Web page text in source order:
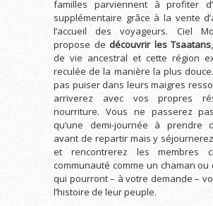
familles parviennent à profiter
supplémentaire grâce à la vente
l’accueil des voyageurs. Ciel
propose de découvrir les Tsaatans
de vie ancestral et cette région
reculée de la manière la plus
pas puiser dans leurs maigres
arriverez avec vos propres
nourriture. Vous ne passerez
qu’une demi-journée à prendre
avant de repartir mais y
et rencontrerez les membres
communauté comme un chaman ou
qui pourront – à votre demande –
l’histoire de leur peuple.